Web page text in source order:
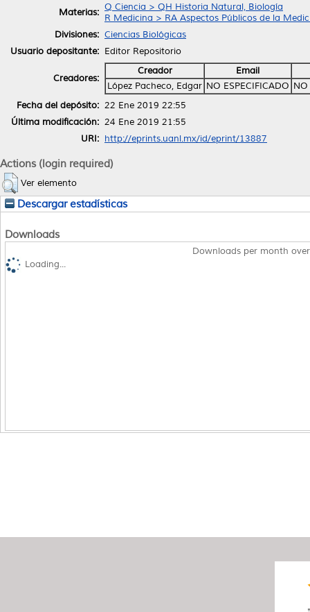
Materias: Q Ciencia > QH Historia Natural, Biología
R Medicina > RA Aspectos Públicos de la
Divisiones: Ciencias Biológicas
Usuario depositante: Editor Repositorio
Creadores:
Creador
Email
López Pacheco, Edgar NO ESPECIFICADO NO
Fecha del depósito: 22 Ene 2019 22:55
Última modificación: 24 Ene 2019 21:55
URI: http://eprints.uanl.mx/id/eprint/13887
Actions (login required)
Ver elemento
Descargar estadísticas
Downloads
Downloads per month
Loading...